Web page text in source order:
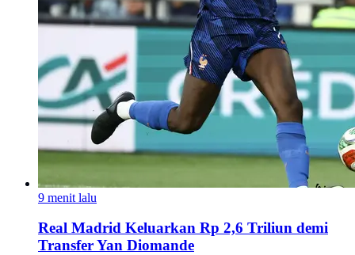
9 menit lalu
Real Madrid Keluarkan Rp 2,6 Triliun demi
Transfer Yan Diomande